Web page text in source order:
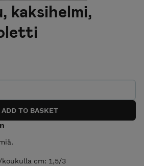
kaksihelmi,
cm: 1,5/3